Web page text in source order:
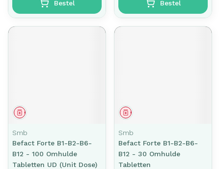
Bestel Bestel
Geneesmiddel
Smb
Befact Forte B1-B2-B6-
B12 - 100 Omhulde
Tabletten UD (Unit Dose)
Geneesmiddel
Smb
Befact Forte B1-B2-B6-
B12 - 30 Omhulde
Tabletten